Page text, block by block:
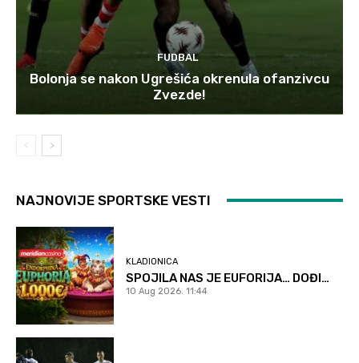
FUDBAL
Bolonja se nakon Ugrešića okrenula ofanzivcu
Zvezde!
NAJNOVIJE SPORTSKE VESTI
KLADIONICA
SPOJILA NAS JE EUFORIJA… DOĐI…
10 Aug 2026. 11:44